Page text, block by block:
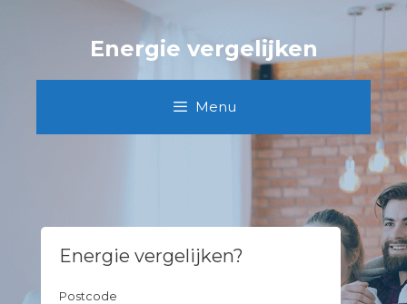
Energie vergelijken
Menu
Energie vergelijken?
Postcode